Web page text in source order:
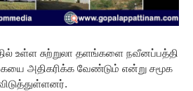
உள்ள சுற்றுலா தளங்களை நவீனப்பத்தி
அதிகரிக்க வேண்டும் என்று சமூக